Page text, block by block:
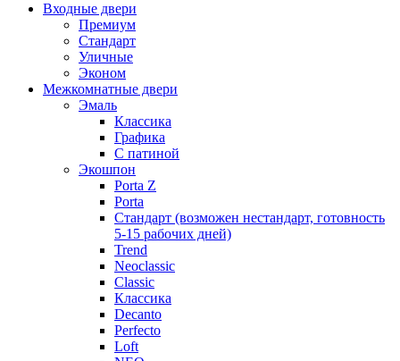
Входные двери
Премиум
Стандарт
Уличные
Эконом
Межкомнатные двери
Эмаль
Классика
Графика
С патиной
Экошпон
Porta Z
Porta
Стандарт (возможен нестандарт, готовность
5-15 рабочих дней)
Trend
Neoclassic
Classic
Классика
Decanto
Perfecto
Loft